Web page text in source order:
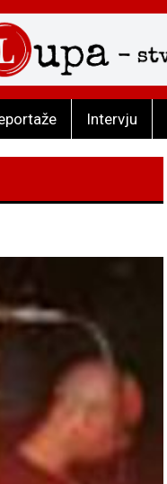
Intervju